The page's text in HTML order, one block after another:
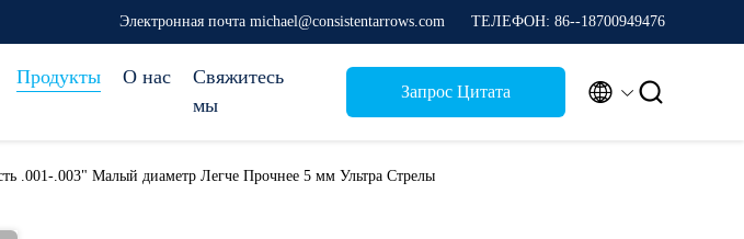
Электронная почта michael@consistentarrows.com ТЕЛЕФОН: 86--18700949476
Продукты О нас
Свяжитесь
мы
Запрос Цитата  
.001-.003" Малый диаметр Легче Прочнее 5 мм Ультра Стрелы